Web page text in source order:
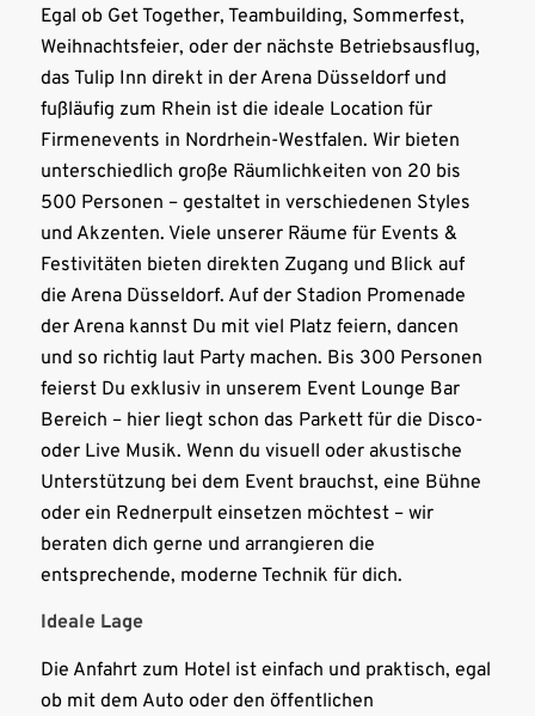
Egal ob Get Together, Teambuilding, Sommerfest,
Weihnachtsfeier, oder der nächste Betriebsausflug,
das Tulip Inn direkt in der Arena Düsseldorf und
fußläufig zum Rhein ist die ideale Location für
Firmenevents in Nordrhein-Westfalen. Wir bieten
unterschiedlich große Räumlichkeiten von 20 bis
500 Personen – gestaltet in verschiedenen Styles
und Akzenten. Viele unserer Räume für Events &
Festivitäten bieten direkten Zugang und Blick auf
die Arena Düsseldorf. Auf der Stadion Promenade
der Arena kannst Du mit viel Platz feiern, dancen
und so richtig laut Party machen. Bis 300 Personen
feierst Du exklusiv in unserem Event Lounge Bar
Bereich – hier liegt schon das Parkett für die Disco-
oder Live Musik. Wenn du visuell oder akustische
Unterstützung bei dem Event brauchst, eine Bühne
oder ein Rednerpult einsetzen möchtest – wir
beraten dich gerne und arrangieren die
entsprechende, moderne Technik für dich.
Ideale Lage
Die Anfahrt zum Hotel ist einfach und praktisch, egal
ob mit dem Auto oder den öffentlichen